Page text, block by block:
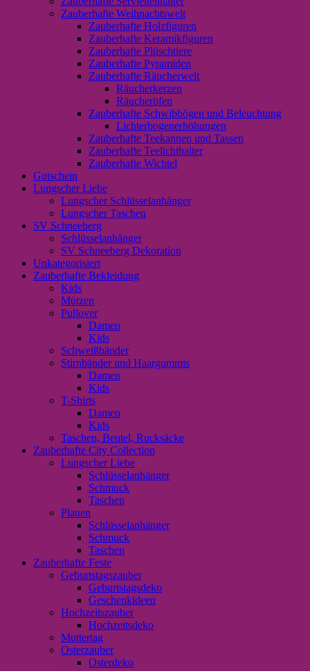
Zauberhafte Weihnachtswelt
Zauberhafte Holzfiguren
Zauberhafte Keramikfiguren
Zauberhafte Plüschtiere
Zauberhafte Pyramiden
Zauberhafte Räucherwelt
Räucherkerzen
Räucheröfen
Zauberhafte Schwibbögen und Beleuchtung
Lichterbogenerhöhungen
Zauberhafte Teekannen und Tassen
Zauberhafte Teelichthalter
Zauberhafte Wichtel
Gutschein
Lungscher Liebe
Lungscher Schlüsselanhänger
Lungscher Taschen
SV Schneeberg
Schlüsselanhänger
SV Schneeberg Dekoration
Unkategorisiert
Zauberhafte Bekleidung
Kids
Mützen
Pullover
Damen
Kids
Schweißbänder
Stirnbänder und Haargummis
Damen
Kids
T-Shirts
Damen
Kids
Taschen, Beutel, Rucksäcke
Zauberhafte City Collection
Lungscher Liebe
Schlüsselanhänger
Schmuck
Taschen
Plauen
Schlüsselanhänger
Schmuck
Taschen
Zauberhafte Feste
Geburtstagszauber
Geburtstagsdeko
Geschenkideen
Hochzeitszauber
Hochzeitsdeko
Muttertag
Osterzauber
Osterdeko